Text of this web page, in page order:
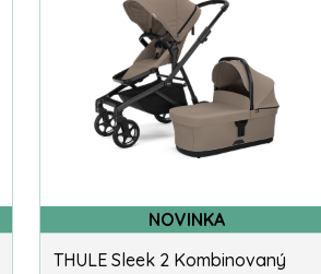
NOVINKA
THULE Sleek 2 Kombinovaný